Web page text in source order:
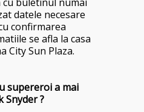
datele necesare
confirmarea
se afla la casa
City Sun Plaza.
supereroi a mai
Snyder?